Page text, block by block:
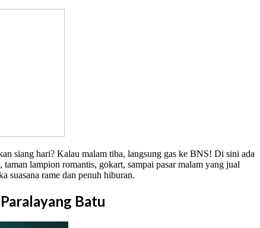
siang hari? Kalau malam tiba, langsung gas ke BNS! Di sini ada
taman lampion romantis, gokart, sampai pasar malam yang jual
suasana rame dan penuh hiburan.
Paralayang Batu